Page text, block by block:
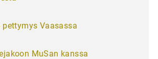
Vaasassa
MuSan kanssa